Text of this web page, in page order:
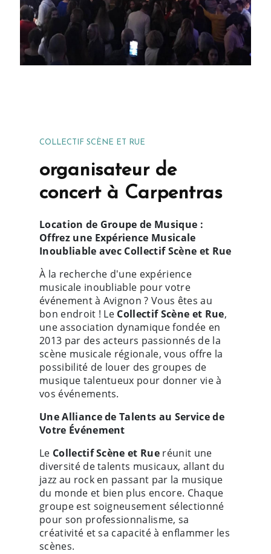
COLLECTIF SCÈNE ET RUE
organisateur de
concert à Carpentras
Location de Groupe de Musique :
Offrez une Expérience Musicale
Inoubliable avec Collectif Scène et Rue
À la recherche d'une expérience
musicale inoubliable pour votre
événement à Avignon ? Vous êtes au
bon endroit ! Le Collectif Scène et Rue,
une association dynamique fondée en
2013 par des acteurs passionnés de la
scène musicale régionale, vous offre la
possibilité de louer des groupes de
musique talentueux pour donner vie à
vos événements.
Une Alliance de Talents au Service de
Votre Événement
Le Collectif Scène et Rue réunit une
diversité de talents musicaux, allant du
jazz au rock en passant par la musique
du monde et bien plus encore. Chaque
groupe est soigneusement sélectionné
pour son professionnalisme, sa
créativité et sa capacité à enflammer les
scènes.